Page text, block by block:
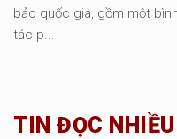
bảo quốc gia, gồm một
tác p...
TIN ĐỌC